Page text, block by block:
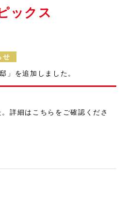
ックス
せ
を追加しました。
詳細はこちらをご確認くださ